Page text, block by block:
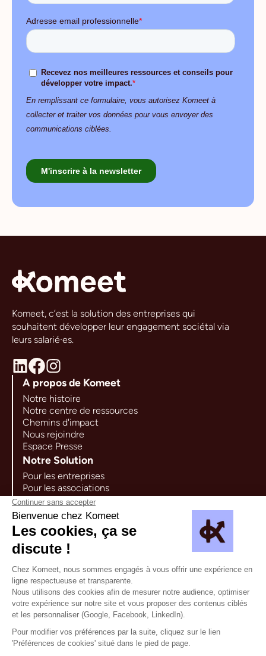
Komeet, c’est la solution des entreprises qui
souhaitent développer leur engagement sociétal via
leurs salarié·es.
A propos de Komeet
Notre histoire
Notre centre de ressources
Chemins d'impact
Nous rejoindre
Espace Presse
Notre Solution
Pour les entreprises
Pour les associations
Explorer la plateforme
Cas d'usages
Nous contacter
65 rue Ordener 75018 Paris
hello@komeet.cc
Newsletter
Faire un signalement
Mentions légales
Politique de confidentialité
Politique de cookies